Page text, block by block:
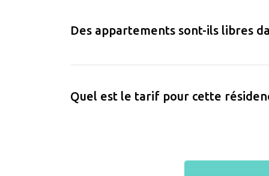
Des appartements sont-ils libres
Quel est le tarif pour cette